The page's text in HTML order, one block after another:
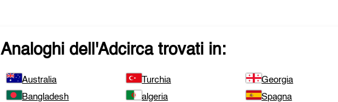
Analoghi dell'Adcircatrovati in:
Australia Turchia Georgia
Bangladesh
algeria Spagna